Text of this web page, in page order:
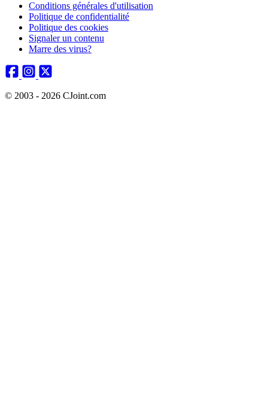
Conditions générales d'utilisation
Politique de confidentialité
Politique des cookies
Signaler un contenu
Marre des virus?
© 2003 - 2026 CJoint.com